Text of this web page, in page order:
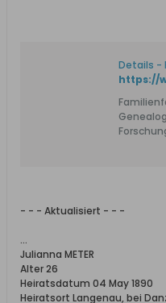
Thorn,
- - - Aktualisiert - - -
...
Julianna METER
Alter 26
Heiratsdatum 04 May 1890
Heiratsort Langenau, bei